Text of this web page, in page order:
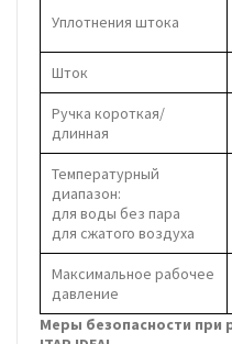
Уплотнения штока
Шток
Ручка короткая/
длинная
Температурный
диапазон:
для воды без пара
для сжатого воздуха
Максимальное рабочее
давление
Меры безопасности